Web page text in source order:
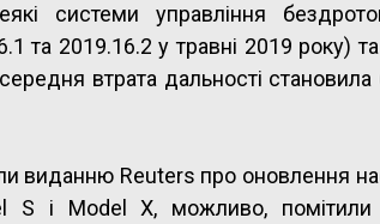
системи управління
та 2019.16.2 у травні 2019 року)
втрата дальності
виданню Reuters про оновлення
S і Model X, можливо,